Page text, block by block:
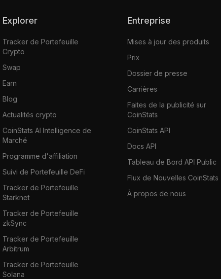
Explorer
Tracker de Portefeuille
Crypto
Swap
Earn
Blog
Actualités crypto
CoinStats AI Intelligence de
Marché
Programme d'affiliation
Suivi de Portefeuille DeFi
Tracker de Portefeuille
Starknet
Tracker de Portefeuille
zkSync
Tracker de Portefeuille
Arbitrum
Tracker de Portefeuille
Solana
Entreprise
Mises à jour des produits
Prix
Dossier de presse
Carrières
Faites de la publicité sur
CoinStats
CoinStats API
Docs API
Tableau de Bord API Public
Flux de Nouvelles CoinStats
À propos de nous